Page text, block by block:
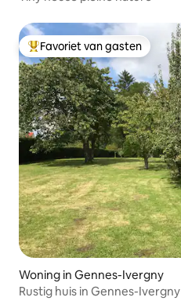
Topfavoriet van gasten
Favoriet van gasten
Woning in Gennes-Ivergny
Rustig huis in Gennes-Ivergny